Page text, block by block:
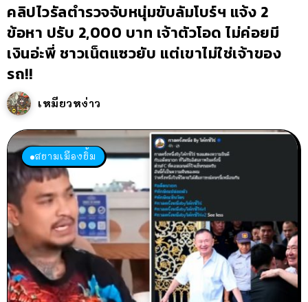
คลิปไวรัลตำรวจจับหนุ่มขับลัมโบร์ฯ แจ้ง 2
ข้อหา ปรับ 2,000 บาท เจ้าตัวโอด ไม่ค่อยมี
เงินอ่ะพี่ ชาวเน็ตแซวยับ แต่เขาไม่ใช่เจ้าของ
รถ!!
เหมียวหง่าว
สยามเมืองยิ้ม